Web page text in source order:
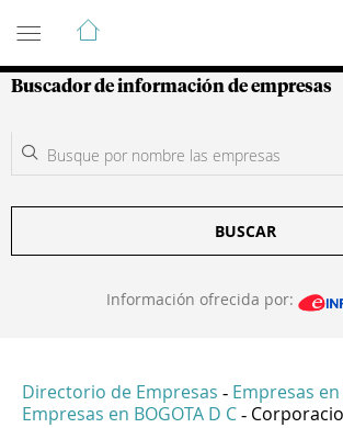
Guía de Empresas
Buscador de información de empresas
BUSCAR
Información ofrecida por:
Directorio de Empresas - Empresas en
Empresas en BOGOTA D C -